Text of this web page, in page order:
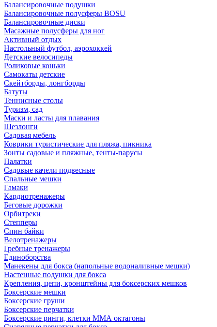
Балансировочные подушки
Балансировочные полусферы BOSU
Балансировочные диски
Масажные полусферы для ног
Активный отдых
Настольный футбол, аэрохоккей
Детские велосипеды
Роликовые коньки
Самокаты детские
Скейтборды, лонгборды
Батуты
Теннисные столы
Туризм, сад
Маски и ласты для плавания
Шезлонги
Садовая мебель
Коврики туристические для пляжа, пикника
Зонты садовые и пляжные, тенты-парусы
Палатки
Садовые качели подвесные
Спальные мешки
Гамаки
Кардиотренажеры
Беговые дорожки
Орбитреки
Степперы
Спин байки
Велотренажеры
Гребные тренажеры
Единоборства
Манекены для бокса (напольные водоналивные мешки)
Настенные подушки для бокса
Крепления, цепи, кронштейны для боксерских мешков
Боксерские мешки
Боксерские груши
Боксерские перчатки
Боксерские ринги, клетки ММА октагоны